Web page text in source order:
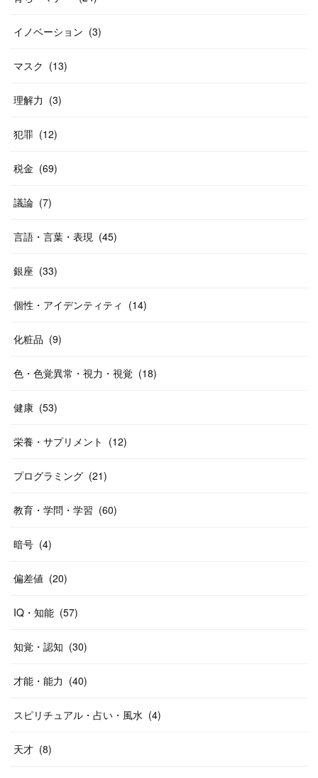
イノベーション (3)
マスク (13)
理解力 (3)
犯罪 (12)
税金 (69)
議論 (7)
言語・言葉・表現 (45)
銀座 (33)
個性・アイデンティティ (14)
化粧品 (9)
色・色覚異常・視力・視覚 (18)
健康 (53)
栄養・サプリメント (12)
プログラミング (21)
教育・学問・学習 (60)
暗号 (4)
偏差値 (20)
IQ・知能 (57)
知覚・認知 (30)
才能・能力 (40)
スピリチュアル・占い・風水 (4)
天才 (8)